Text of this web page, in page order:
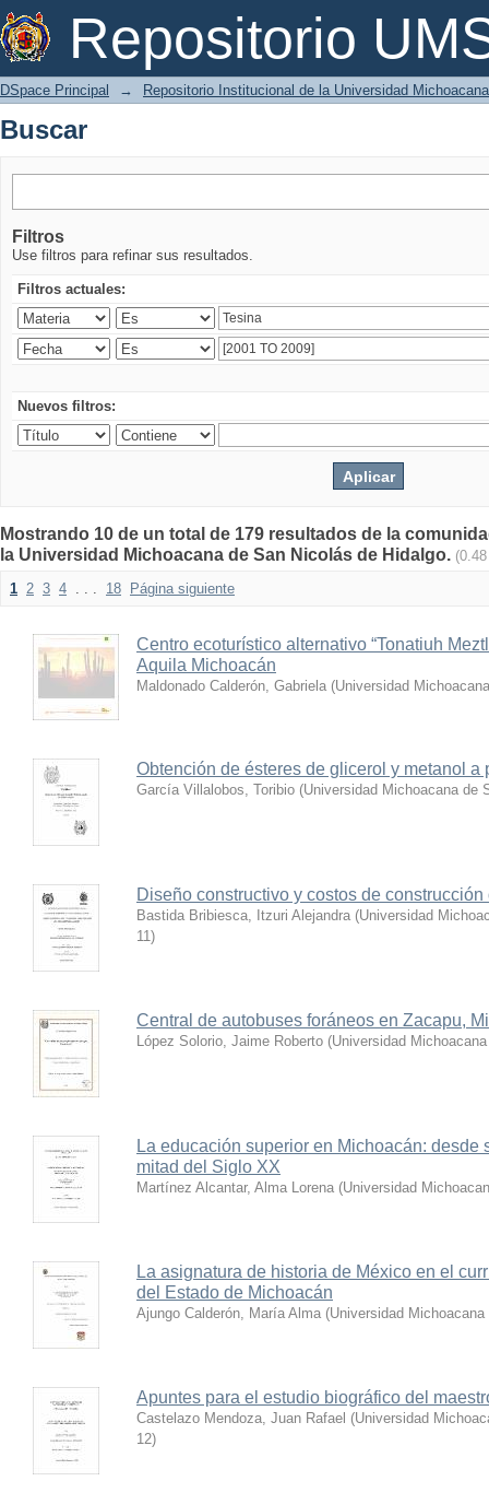
Repositorio
Buscar
DSpace Principal → Repositorio Institucional de la Universidad
Buscar
Filtros
Use filtros para refinar sus resultados.
Filtros actuales:
Nuevos filtros:
Mostrando 10 de un total de 179 resultados de la
la Universidad Michoacana de San Nicolás de Hidalgo.
1 2 3 4 . . . 18 Página siguiente
Centro ecoturístico alternativo “Tonatiuh
Aquila Michoacán
Maldonado Calderón, Gabriela (Universidad
Obtención de ésteres de glicerol y metanol a
García Villalobos, Toribio (Universidad Michoacana de
Diseño constructivo y costos de
Bastida Bribiesca, Itzuri Alejandra (Universidad
11)
Central de autobuses foráneos en Zacapu,
López Solorio, Jaime Roberto (Universidad
La educación superior en Michoacán: desde
mitad del Siglo XX
Martínez Alcantar, Alma Lorena (Universidad
La asignatura de historia de México en el
del Estado de Michoacán
Ajungo Calderón, María Alma (Universidad
Apuntes para el estudio biográfico del
Castelazo Mendoza, Juan Rafael (Universidad
12)